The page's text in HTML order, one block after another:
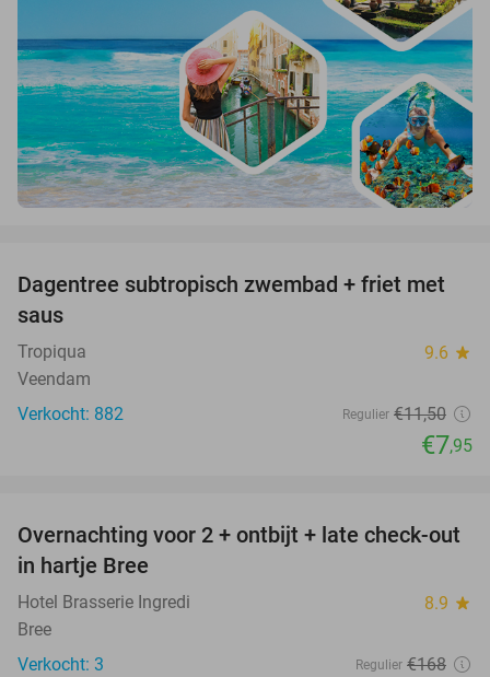
31%
Dagentree subtropisch zwembad + friet met
saus
Tropiqua 9.6 star
Veendam
Verkocht: 882
Regulier €11,50
€7,95
41%
TODAY
Overnachting voor 2 + ontbijt + late check-out
in hartje Bree
Hotel Brasserie Ingredi 8.9 star
Bree
Verkocht: 3
Regulier €168